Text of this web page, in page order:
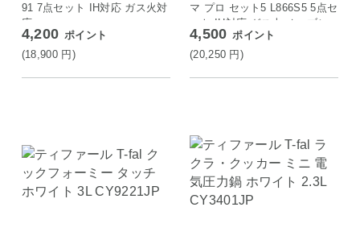
91 7点セット IH対応 ガス火対
応
4,200 ポイント
(18,900 円 )
マ プロ セット5 L866S5 5点セ
ット IH対応 ガス火 オーブン
食洗機対応
4,500 ポイント
(20,250 円 )